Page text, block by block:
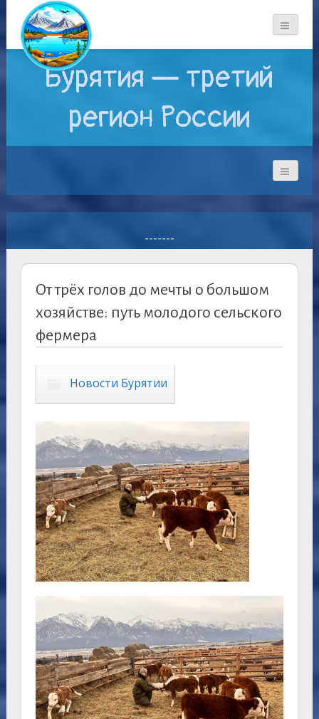
Бурятия — третий
регион России
-------
От трёх голов до мечты о большом
хозяйстве: путь молодого сельского
фермера
Новости Бурятии